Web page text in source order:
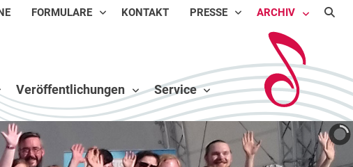
FORMULARE KONTAKT PRESSE ARCHIV
Veröffentlichungen Service